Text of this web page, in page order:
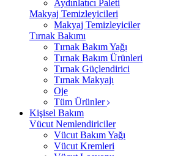
Aydınlatıcı Paleti
Makyaj Temizleyicileri
Makyaj Temizleyiciler
Tırnak Bakımı
Tırnak Bakım Yağı
Tırnak Bakım Ürünleri
Tırnak Güçlendirici
Tırnak Makyajı
Oje
Tüm Ürünler
Kişisel Bakım
Vücut Nemlendiriciler
Vücut Bakım Yağı
Vücut Kremleri